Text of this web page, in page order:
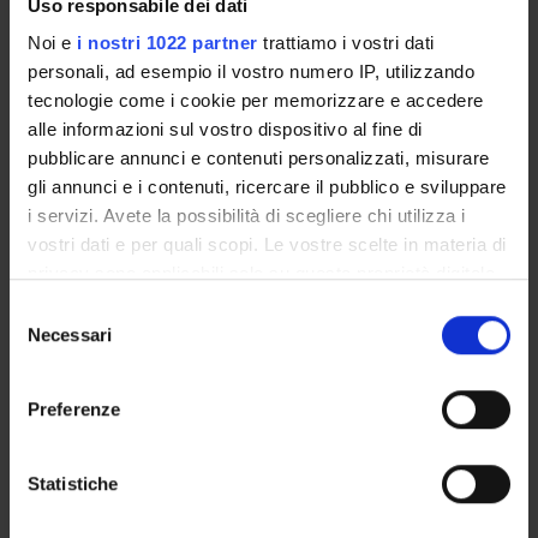
Uso responsabile dei dati
Noi e i nostri 1022 partner trattiamo i vostri dati
personali, ad esempio il vostro numero IP, utilizzando
tecnologie come i cookie per memorizzare e accedere
alle informazioni sul vostro dispositivo al fine di
pubblicare annunci e contenuti personalizzati, misurare
gli annunci e i contenuti, ricercare il pubblico e sviluppare
i servizi. Avete la possibilità di scegliere chi utilizza i
vostri dati e per quali scopi. Le vostre scelte in materia di
modificare o revocare il proprio consenso in qualsiasi
momento dalla Dichiarazione sui cookie o facendo clic
raccogliere informazioni sulla tua posizione
geografica, con un'approssimazione di qualche
delNecessari
Preferenze
Statistiche
Paolo Manganotti
Carlo Alberto Marzi
Professore emerito
Francesco Sala
Professore ordinario
Barbara Santini
Andrea Talacchi
Fisiologia e Psicologia